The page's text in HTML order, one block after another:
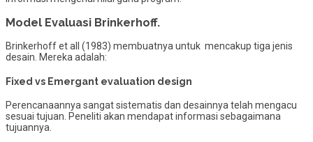
Model Evaluasi Brinkerhoff.
Brinkerhoff et all (1983) membuatnya untuk mencakup tiga jenis
desain. Mereka adalah:
Fixed vs Emergant evaluation design
Perencanaannya sangat sistematis dan desainnya telah mengacu
sesuai tujuan. Peneliti akan mendapat informasi sebagaimana
tujuannya.